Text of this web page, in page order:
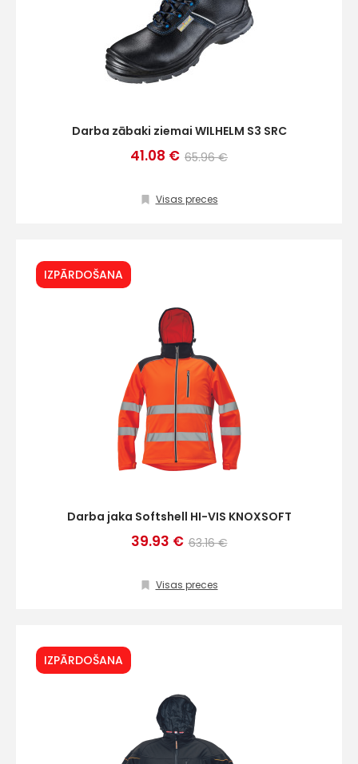
Darba zābaki ziemai WILHELM S3 SRC
41.08 € 65.96 €
Visas preces
IZPĀRDOŠANA
Darba jaka Softshell HI-VIS KNOXSOFT
39.93 € 63.16 €
Visas preces
IZPĀRDOŠANA